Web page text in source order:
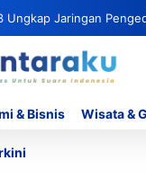
Ungkap Jaringan
Satresnarkoba
& Bisnis Wisata &